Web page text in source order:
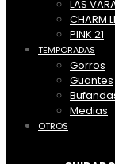
LAS
CHARM
PINK 21
TEMPORADAS
Gorros
Guantes
Medias
OTROS